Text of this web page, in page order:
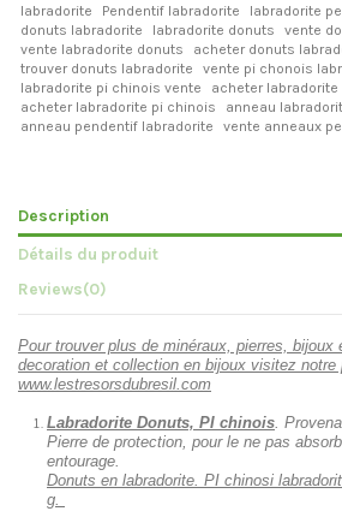
labradorite Pendentif labradorite
labradorite
donuts labradorite
labradorite donuts
vente
vente labradorite donuts
acheter donuts
trouver donuts labradorite
vente pi chonois
labradorite pi chinois vente
acheter
acheter labradorite pi chinois
anneau
anneau pendentif labradorite
vente anneaux
Description
Détails du produit
Reviews(0)
Pour trouver plus de minéraux, pierres, bijoux
decoration et collection en bijoux visitez notre
www.lestresorsdubresil.com
Labradorite Donuts, PI chinois.
Pierre de protection, pour le ne pas
entourage.
Donuts en labradorite. PI chinosi labrado
g.